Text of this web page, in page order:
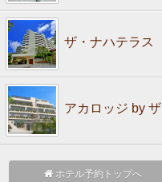
ザ・ナハテラス
アカロッジ by
ホテル予約トップへ